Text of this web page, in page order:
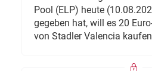
Pool (ELP) heute
gegeben hat, will es 20
von Stadler Valencia